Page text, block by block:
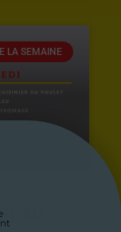
LA SEMAINE
AU